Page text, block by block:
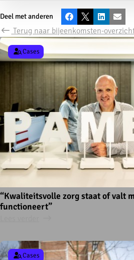
Deel met anderen Facebook
X LinkedInE-mail
Terug naar bijeenkomsten-
“Kwaliteitsvolle zorg staat of valt
functioneert”
Cases
Cases